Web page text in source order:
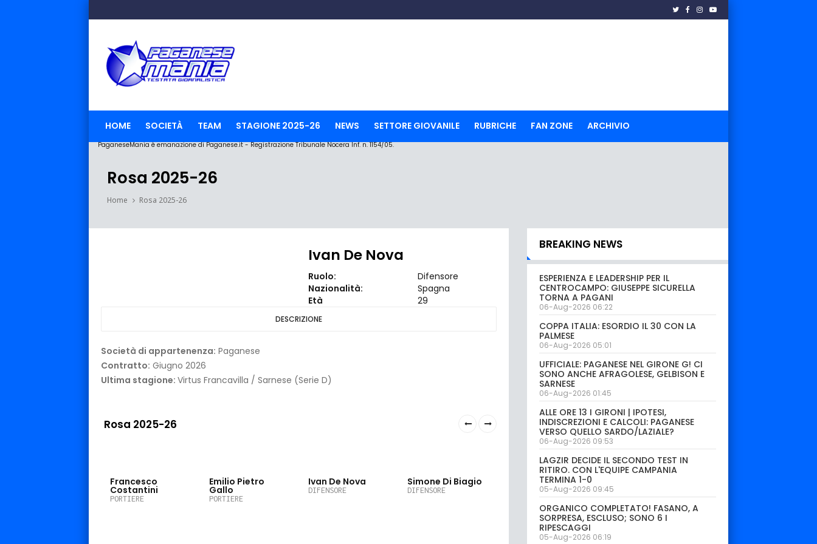
HOME SOCIETÀ TEAM STAGIONE 2025-26 NEWS SETTORE GIOVANILE RUBRICHE FAN ZONE ARCHIVIO
PaganeseMania è emanazione di Paganese.it - Registrazione Tribunale Nocera Inf. n. 1154/05.
Rosa 2025-26
Home Rosa 2025-26
Ivan De Nova
Ruolo:
Difensore
Nazionalità:
Spagna
Età
29
DESCRIZIONE
Società di appartenenza: Paganese
Contratto: Giugno 2026
Ultima stagione: Virtus Francavilla / Sarnese (Serie D)
Rosa 2025-26
Francesco
Costantini
PORTIERE
Emilio Pietro
Gallo
PORTIERE
Ivan De Nova
DIFENSORE
Simone Di Biagio
DIFENSORE
Roger Figueras
DIFENSORE Giordano
DIFENSORE
BREAKING NEWS
ESPERIENZA E LEADERSHIP PER IL
CENTROCAMPO: GIUSEPPE SICURELLA
TORNA A PAGANI
06-Aug-2026 06:22
COPPA ITALIA: ESORDIO IL 30 CON LA
PALMESE
06-Aug-2026 05:01
UFFICIALE: PAGANESE NEL GIRONE G! CI
SONO ANCHE AFRAGOLESE, GELBISON E
SARNESE
06-Aug-2026 01:45
ALLE ORE 13 I GIRONI | IPOTESI,
INDISCREZIONI E CALCOLI: PAGANESE
VERSO QUELLO SARDO/LAZIALE?
06-Aug-2026 09:53
LAGZIR DECIDE IL SECONDO TEST IN
RITIRO. CON L'EQUIPE CAMPANIA
TERMINA 1-0
05-Aug-2026 09:45
ORGANICO COMPLETATO! FASANO, A
SORPRESA, ESCLUSO; SONO 6 I
RIPESCAGGI
05-Aug-2026 06:19